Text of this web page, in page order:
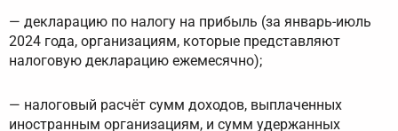
— декларацию по налогу на прибыль (за январь-июль
2024 года, организациям, которые представляют
налоговую декларацию ежемесячно);
— налоговый расчёт сумм доходов, выплаченных
иностранным организациям, и сумм удержанных